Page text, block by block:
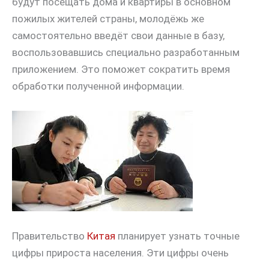
пожилых жителей страны, молодёжь же
самостоятельно введёт свои данные в базу,
воспользовавшись специально разработанным
приложением. Это поможет сократить время
обработки полученной информации.
Правительство Китая планирует узнать точные
цифры прироста населения. Эти цифры очень